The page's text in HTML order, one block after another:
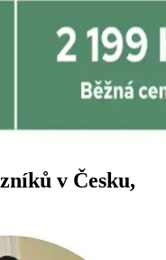
v Česku,